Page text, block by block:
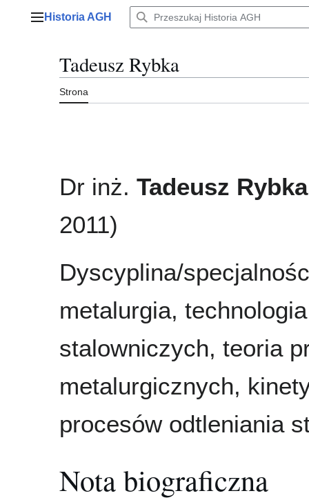
Menu główne
Historia AGH
Tadeusz Rybka
Strona
Dr inż. Tadeusz Rybka
2011)
Dyscyplina/
metalurgia,
stalowniczych, teoria
metalurgicznych,
procesów odtleniania
Nota biograficzna